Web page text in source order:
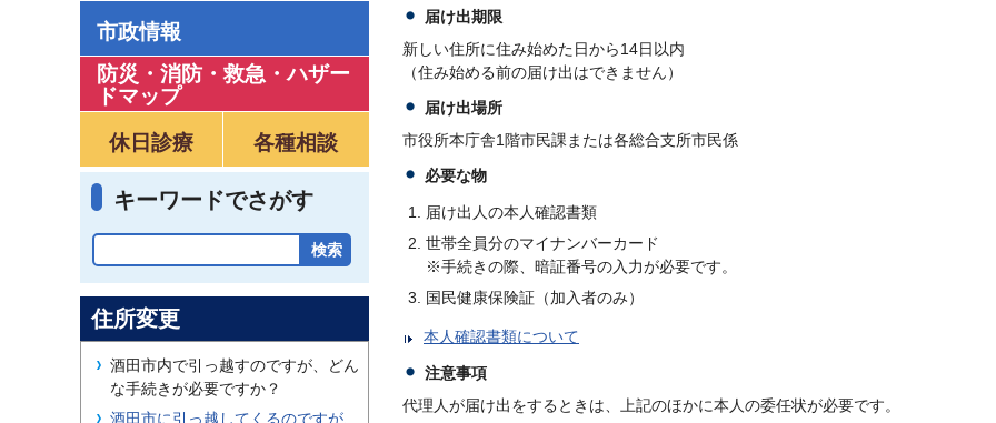
市政情報
防災・消防・救急 ・ハザー
ドマップ
休日診療
各種相談
キーワードでさがす
届け出期限
新しい住所に住み始めた日から14日以内
（住み始める前の届け出はできません）
届け出場所
市役所本庁舎1階市民課または各総合支所市民係
必要な物
届け出人の本人確認書類
世帯全員分のマイナンバーカード
※手続きの際、暗証番号の入力が必要です。
国民健康保険証（加入者のみ）
本人確認書類について
注意事項
代理人が届け出をするときは、上記のほかに本人の委任状が必要です。
住所変更
酒田市内で引っ越すのですが、どん
な手続きが必要ですか？
酒田市に引っ越してくるのですが、